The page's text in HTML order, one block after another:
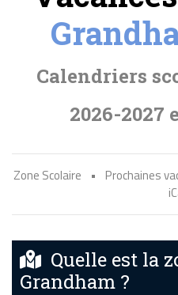
Calendriers
2026-2027
Zone Scolaire • Prochaines
Quelle est la
Grandham ?